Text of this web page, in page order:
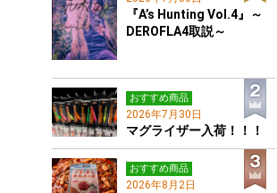
『A’s Hunting Vol.4』～
DEROFLA4取説～
おすすめ商品
2026年7月30日
マグライザー入荷！！！
おすすめ商品
2026年8月2日